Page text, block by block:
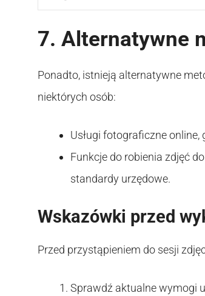
7. Alternatywne
Ponadto, istnieją alternatywne
niektórych osób:
Usługi fotograficzne
Funkcje do robienia zdjęć
standardy urzędowe.
Wskazówki przed
Przed przystąpieniem do sesji
Sprawdź aktualne wymogi